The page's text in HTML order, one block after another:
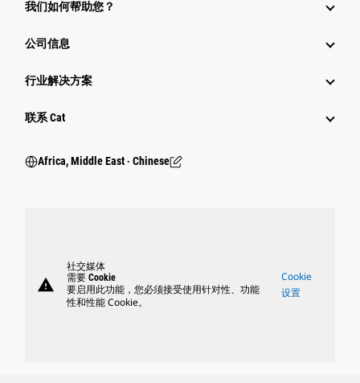
我们如何帮助您？
公司信息
行业解决方案
行业
联系 Cat
Africa, Middle East ‧ Chinese
warning
社交媒体
需要 Cookie
要启用此功能，您必须接受使用针对性、功能
性和性能 Cookie。
Cookie
设置